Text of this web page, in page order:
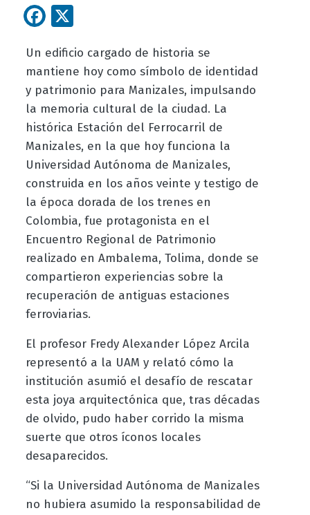
Facebook
Un edificio cargado de historia se
mantiene hoy como símbolo de identidad
y patrimonio para Manizales, impulsando
la memoria cultural de la ciudad. La
histórica Estación del Ferrocarril de
Manizales, en la que hoy funciona la
Universidad Autónoma de Manizales,
construida en los años veinte y testigo de
la época dorada de los trenes en
Colombia, fue protagonista en el
Encuentro Regional de Patrimonio
realizado en Ambalema, Tolima, donde se
compartieron experiencias sobre la
recuperación de antiguas estaciones
ferroviarias.
El profesor Fredy Alexander López Arcila
representó a la UAM y relató cómo la
institución asumió el desafío de rescatar
esta joya arquitectónica que, tras décadas
de olvido, pudo haber corrido la misma
suerte que otros íconos locales
desaparecidos.
“Si la Universidad Autónoma de Manizales
no hubiera asumido la responsabilidad de